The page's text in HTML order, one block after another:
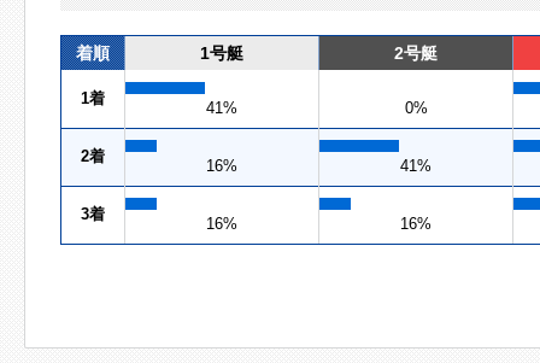
着順 1号艇 2号艇
1着
41% 0%
2着
16% 41%
3着
16% 16%